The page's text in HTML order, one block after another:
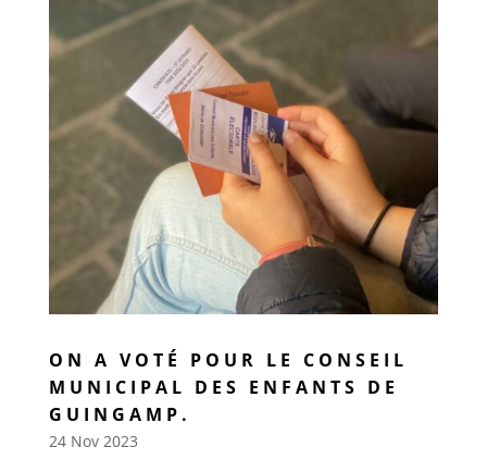
ON A VOTÉ POUR LE CONSEIL
MUNICIPAL DES ENFANTS DE
GUINGAMP.
24 Nov 2023